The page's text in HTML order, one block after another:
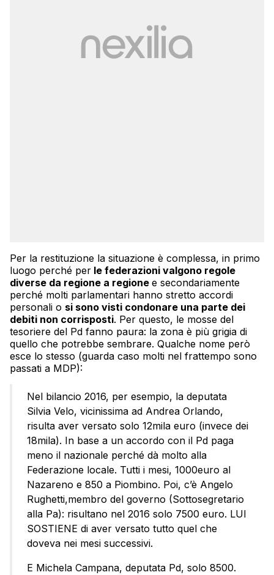
Per la restituzione la situazione è complessa, in primo
luogo perché per le federazioni valgono regole
diverse da regione a regione e secondariamente
perché molti parlamentari hanno stretto accordi
personali o si sono visti condonare una parte dei
debiti non corrisposti. Per questo, le mosse del
tesoriere del Pd fanno paura: la zona è più grigia di
quello che potrebbe sembrare. Qualche nome però
esce lo stesso (guarda caso molti nel frattempo sono
passati a MDP):
Nel bilancio 2016, per esempio, la deputata
Silvia Velo, vicinissima ad Andrea Orlando,
risulta aver versato solo 12mila euro (invece dei
18mila). In base a un accordo con il Pd paga
meno il nazionale perché dà molto alla
Federazione locale. Tutti i mesi, 1000euro al
Nazareno e 850 a Piombino. Poi, c’è Angelo
Rughetti,membro del governo (Sottosegretario
alla Pa): risultano nel 2016 solo 7500 euro. LUI
SOSTIENE di aver versato tutto quel che
doveva nei mesi successivi.
E Michela Campana, deputata Pd, solo 8500.